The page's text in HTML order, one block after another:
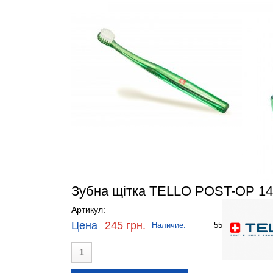
Зубна щітка TELLO POST-OP
Артикул:
Цена 245 грн. Наличие: 55